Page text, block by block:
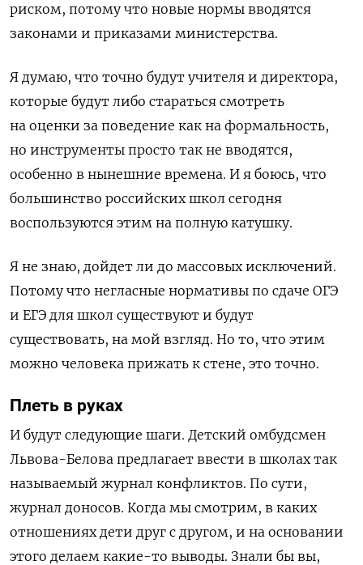
риском, потому что новые нормы вводятся
законами и приказами министерства.
Я думаю, что точно будут учителя и директора,
которые будут либо стараться смотреть
на оценки за поведение как на формальность,
но инструменты просто так не вводятся,
особенно в нынешние времена. И я боюсь, что
большинство российских школ сегодня
воспользуются этим на полную катушку.
Я не знаю, дойдет ли до массовых исключений.
Потому что негласные нормативы по сдаче ОГЭ
и ЕГЭ для школ существуют и будут
существовать, на мой взгляд. Но то, что этим
можно человека прижать к стене, это точно.
Плеть в руках
И будут следующие шаги. Детский омбудсмен
Львова-Белова предлагает ввести в школах так
называемый журнал конфликтов. По сути,
журнал доносов. Когда мы смотрим, в каких
отношениях дети друг с другом, и на основании
этого делаем какие-то выводы. Знали бы вы,